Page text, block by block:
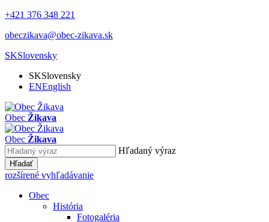
+421 376 348 221
obeczikava@obec-zikava.sk
SKSlovensky
SKSlovensky
ENEnglish
Obec Žikava
Obec Žikava
Hľadaný výraz
Hľadať
rozšírené vyhľadávanie
Obec
História
Fotogaléria